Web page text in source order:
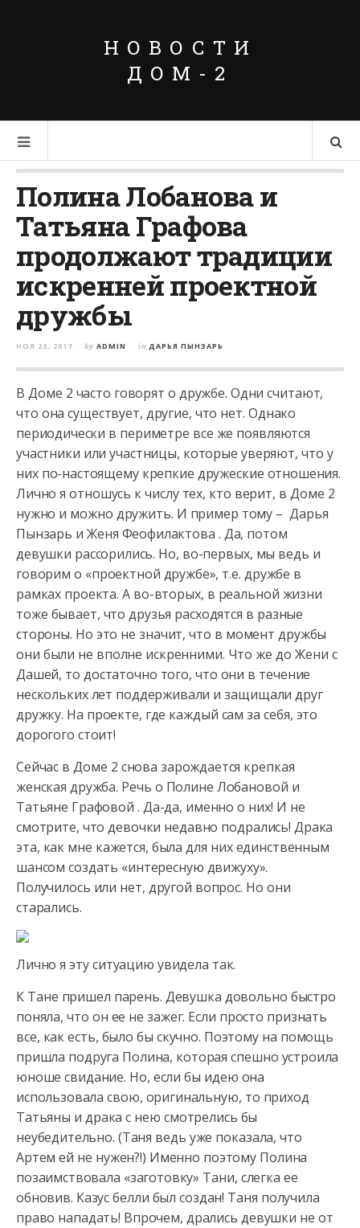
НОВОСТИ
ДОМ-2
Полина Лобанова и
Татьяна Графова
продолжают традиции
искренней проектной
дружбы
НОЯ 23, 2017 by ADMIN in ДАРЬЯ ПЫНЗАРЬ
В Доме 2 часто говорят о дружбе. Одни считают,
что она существует, другие, что нет. Однако
периодически в периметре все же появляются
участники или участницы, которые уверяют, что у
них по-настоящемукрепкие дружеские отношения.
Лично я отношусь к числу тех, кто верит, в Доме 2
нужно и можно дружить. И пример тому – Дарья
Пынзарь и Женя Феофилактова . Да, потом
девушки рассорились. Но, во-первых, мы ведь и
говорим о «проектной дружбе», т.е. дружбе в
рамках проекта. А во-вторых, в реальной жизни
тоже бывает, что друзья расходятся в разные
стороны. Но это не значит, что в момент дружбы
они были не вполне искренними. Что же до Жени с
Дашей, то достаточно того, что они в течение
нескольких лет поддерживали и защищали друг
дружку. На проекте, где каждый сам за себя, это
дорогого стоит!
Сейчас в Доме 2 снова зарождается крепкая
женская дружба. Речь о Полине Лобановой и
Татьяне Графовой . Да-да, именно о них! И не
смотрите, что девочки недавно подрались! Драка
эта, как мне кажется, была для них единственным
шансом создать «интересную движуху».
Получилось или нет, другой вопрос. Но они
старались.
Лично я эту ситуацию увидела так.
К Тане пришел парень. Девушка довольно быстро
поняла, что он ее не зажег. Если просто признать
все, как есть, было бы скучно. Поэтому на помощь
пришла подруга Полина, которая спешно устроила
юноше свидание. Но, если бы идею она
использовала свою, оригинальную, то приход
Татьяны и драка с нею смотрелись бы
неубедительно. (Таня ведь уже показала, что
Артем ей не нужен?!) Именно поэтому Полина
позаимствовала «заготовку» Тани, слегка ее
обновив. Казус белли был создан! Таня получила
право нападать! Впрочем, дрались девушки не от